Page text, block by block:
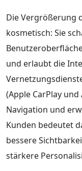
Die Vergrößerung
kosmetisch: Sie
und erlaubt die
(Apple CarPlay
Navigation und
Kunden bedeutet
bessere
stärkere